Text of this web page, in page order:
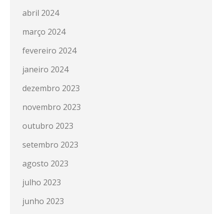
abril 2024
março 2024
fevereiro 2024
janeiro 2024
dezembro 2023
novembro 2023
outubro 2023
setembro 2023
agosto 2023
julho 2023
junho 2023